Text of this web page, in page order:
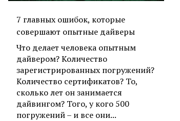
7 главных ошибок, которые
совершают опытные дайверы
Что делает человека опытным
дайвером? Количество
зарегистрированных погружений?
Количество сертификатов? То,
сколько лет он занимается
дайвингом? Того, у кого 500
погружений – и все они...